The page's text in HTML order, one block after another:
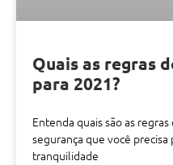
Quais as regras
para 2021?
Entenda quais são as
segurança que você
tranquilidade